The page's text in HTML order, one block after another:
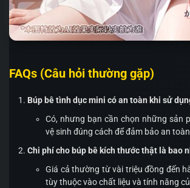
FAQs (Câu hỏi thường gặp)
Búp bê tình dục mini có an toàn khi sử
Có, nhưng bạn cần chọn những sản
vệ sinh đúng cách để đảm bảo an
Chi phí cho búp bê kích thước thật là bao
Giá cả thường từ vài triệu đồng đến
tùy thuộc vào chất liệu và tính năng